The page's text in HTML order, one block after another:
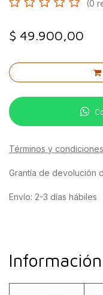
(0
$ 49.900,00
Términos y condiciones
Grantía de devolución
Envío: 2-3 días hábiles